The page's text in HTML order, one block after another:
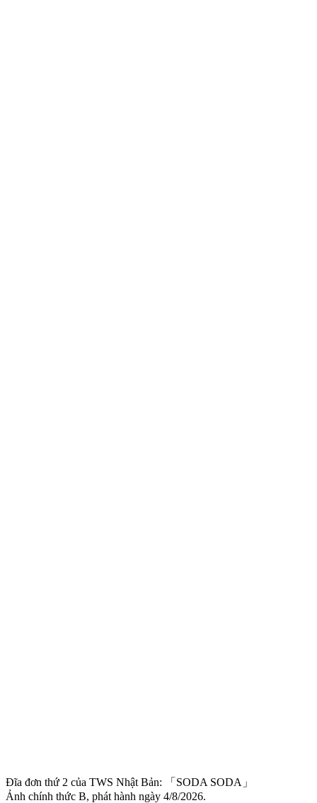
Đĩa đơn thứ 2 của TWS Nhật Bản: 「SODA SODA」
Ảnh chính thức B, phát hành ngày 4/8/2026.